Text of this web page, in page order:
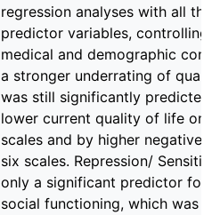
regression analyses with all
predictor variables,
medical and demographic
a stronger underrating of
was still significantly
lower current quality of life on
scales and by higher negative
six scales. Repression/
only a significant predictor for
social functioning, which was